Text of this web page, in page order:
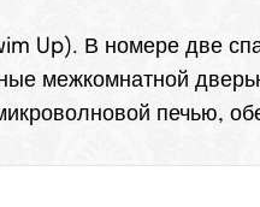
Up). В номере две
межкомнатной
печью,